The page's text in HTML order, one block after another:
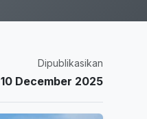
Dipublikasikan
10 December 2025